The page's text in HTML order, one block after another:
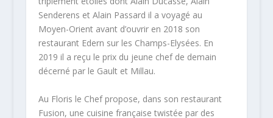
Senderens et Alain Passard il a voyagé au
Moyen-Orient avant d’ouvrir en 2018 son
restaurant Edern sur les Champs-Elysées. En
2019 il a reçu le prix du jeune chef de demain
décerné par le Gault et Millau.
Au Floris le Chef propose, dans son restaurant
Fusion, une cuisine française twistée par des